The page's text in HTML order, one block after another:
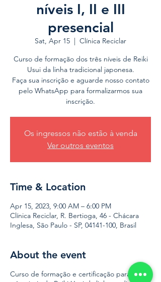
níveis I, II e III
presencial
Sat, Apr 15
  |
Clínica Reciclar
Curso de formação dos três níveis de Reiki
Usui da linha tradicional japonesa.
Faça sua inscrição e aguarde nosso contato
pelo WhatsApp para formalizarmos sua
inscrição.
Os ingressos não estão à venda
Ver outros eventos
Time & Location
Apr 15, 2023, 9:00 AM – 6:00 PM
Clínica Reciclar, R. Bertioga, 46 - Chácara
Inglesa, São Paulo - SP, 04141-100, Brasil
About the event
Curso de formação e certificação para os